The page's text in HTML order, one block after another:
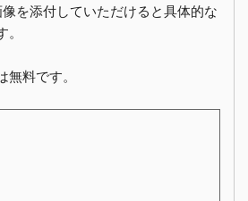
を添付していただけると具体的な
料です。